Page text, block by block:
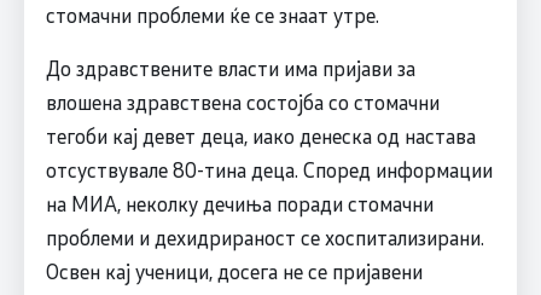
стомачни проблеми ќе се знаат утре.
До здравствените власти има пријави за
влошена здравствена состојба со стомачни
тегоби кај девет деца, иако денеска од настава
отсуствувале 80-тина деца. Според информации
на МИА, неколку дечиња поради стомачни
проблеми и дехидрираност се хоспитализирани.
Освен кај ученици, досега не се пријавени